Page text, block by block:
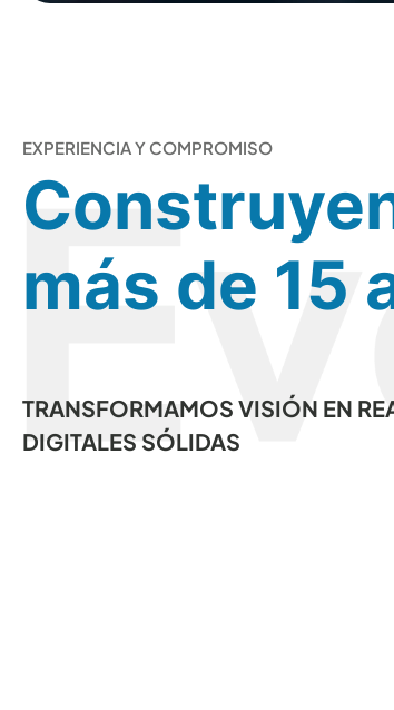
EXPERIENCIA Y COMPROMISO
más de 15
TRANSFORMAMOS VISIÓN EN
DIGITALES SÓLIDAS